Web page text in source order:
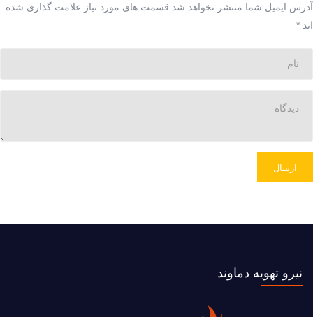
آدرس ایمیل شما منتشر نخواهد شد قسمت های مورد نیاز علامت گذاری شده
اند *
ارسال
نیرو تهویه دماوند